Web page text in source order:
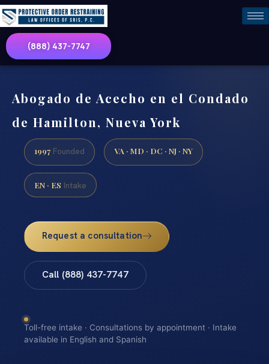
(888) 437-7747
Abogado de Acecho en el Condado
de Hamilton, Nueva York
1997 Founded VA · MD · DC · NJ · NY
EN · ES Intake
Request a consultation
Call (888) 437-7747
Toll-free intake · Consultations by appointment · Intake
available in English and Spanish